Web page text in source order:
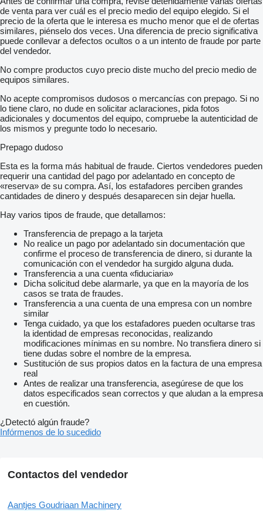
de venta para ver cuál es el precio medio del equipo elegido. Si el
precio de la oferta que le interesa es mucho menor que el de ofertas
similares, piénselo dos veces. Una diferencia de precio significativa
puede conllevar a defectos ocultos o a un intento de fraude por parte
del vendedor.
No compre productos cuyo precio diste mucho del precio medio de
equipos similares.
No acepte compromisos dudosos o mercancías con prepago. Si no
lo tiene claro, no dude en solicitar aclaraciones, pida fotos
adicionales y documentos del equipo, compruebe la autenticidad de
los mismos y pregunte todo lo necesario.
Prepago dudoso
Esta es la forma más habitual de fraude. Ciertos vendedores pueden
requerir una cantidad del pago por adelantado en concepto de
«reserva» de su compra. Así, los estafadores perciben grandes
cantidades de dinero y después desaparecen sin dejar huella.
Hay varios tipos de fraude, que detallamos:
Transferencia de prepago a la tarjeta
No realice un pago por adelantado sin documentación que
confirme el proceso de transferencia de dinero, si durante la
comunicación con el vendedor ha surgido alguna duda.
Transferencia a una cuenta «fiduciaria»
Dicha solicitud debe alarmarle, ya que en la mayoría de los
casos se trata de fraudes.
Transferencia a una cuenta de una empresa con un nombre
similar
Tenga cuidado, ya que los estafadores pueden ocultarse tras
la identidad de empresas reconocidas, realizando
modificaciones mínimas en su nombre. No transfiera dinero si
tiene dudas sobre el nombre de la empresa.
Sustitución de sus propios datos en la factura de una empresa
real
Antes de realizar una transferencia, asegúrese de que los
datos especificados sean correctos y que aludan a la empresa
en cuestión.
¿Detectó algún fraude?
Infórmenos de lo sucedido
Contactos del vendedor
Aantjes Goudriaan Machinery